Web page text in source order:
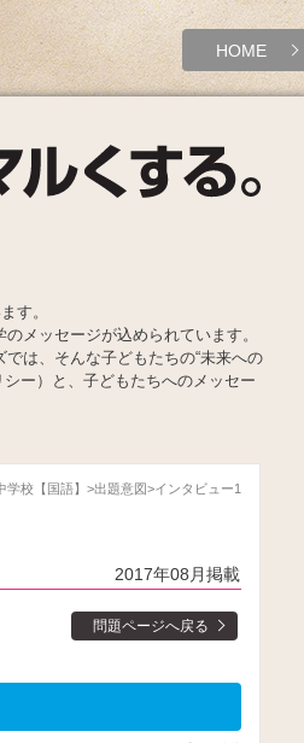
HOME
す。
メッセージが込められています。
は、そんな子どもたちの“未来への
ー）と、子どもたちへのメッセー
校【国語】 出題意図 インタビュー1
2017年08月掲載
問題ページへ戻る